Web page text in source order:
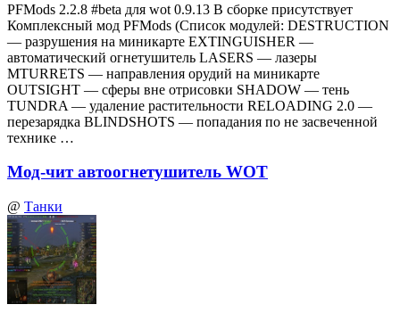
PFMods 2.2.8 #beta для wot 0.9.13 В сборке присутствует
Комплексный мод PFMods (Список модулей: DESTRUCTION
— разрушения на миникарте EXTINGUISHER —
автоматический огнетушитель LASERS — лазеры
MTURRETS — направления орудий на миникарте
OUTSIGHT — сферы вне отрисовки SHADOW — тень
TUNDRA — удаление растительности RELOADING 2.0 —
перезарядка BLINDSHOTS — попадания по не засвеченной
технике …
Мод-чит автоогнетушитель WOT
@ Танки